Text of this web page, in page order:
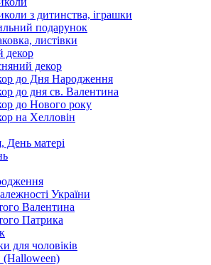
з дитинства, іграшки
подарунок
листівки
декор
декор
до Дня Народження
до дня св. Валентина
до Нового року
на Хелловін
День матері
України
Валентина
Патрика
для чоловіків
(Halloween)